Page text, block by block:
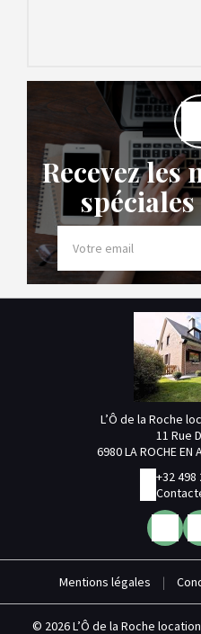
Recevez les
L’Ô de la Roche
11 Rue
6980 LA ROCHE EN
+32 498
Mentions légales |
© 2026 L’Ô de la Roche